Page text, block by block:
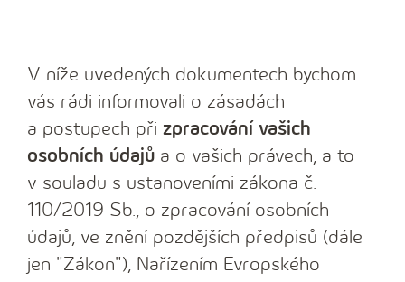
V níže uvedených dokumentech bychom
vás rádi informovali o zásadách
a postupech při zpracování vašich
osobních údajů a o vašich právech, a to
v souladu s ustanoveními zákona č.
110/2019 Sb., o zpracování osobních
údajů, ve znění pozdějších předpisů (dále
jen "Zákon"), Nařízením Evropského